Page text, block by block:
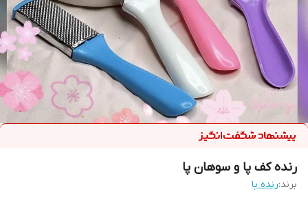
رنده کف پا و سوهان پا
برند:رنده پا